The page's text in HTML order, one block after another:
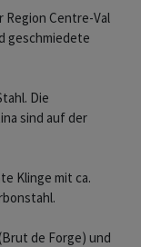
Centre-Val
geschmiedete
Die
sind auf der
Klinge mit ca.
de Forge) und